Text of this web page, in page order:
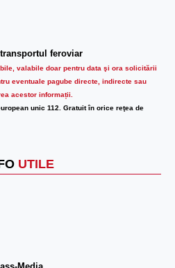
feroviar
valabile doar pentru data şi ora solicitării
eventuale pagube directe, indirecte sau
acestor informații.
unic 112. Gratuit în orice reţea de
UTILE